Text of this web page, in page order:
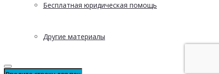
Бесплатная юридическая помощь
Другие материалы